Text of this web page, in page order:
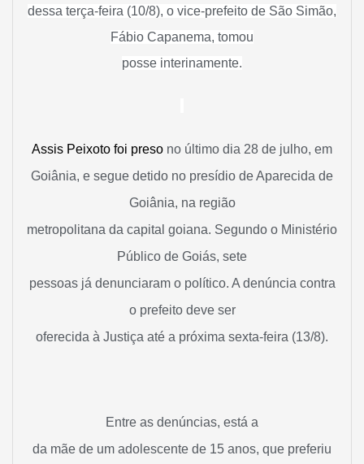
dessa terça-feira (10/8), o vice-prefeito de São Simão,
Fábio Capanema, tomou
posse interinamente.
Assis Peixoto foi preso no último dia 28 de julho, em
Goiânia, e segue detido no presídio de Aparecida de
Goiânia, na região
metropolitana da capital goiana. Segundo o Ministério
Público de Goiás, sete
pessoas já denunciaram o político. A denúncia contra
o prefeito deve ser
oferecida à Justiça até a próxima sexta-feira (13/8).
Entre as denúncias, está a
da mãe de um adolescente de 15 anos, que preferiu